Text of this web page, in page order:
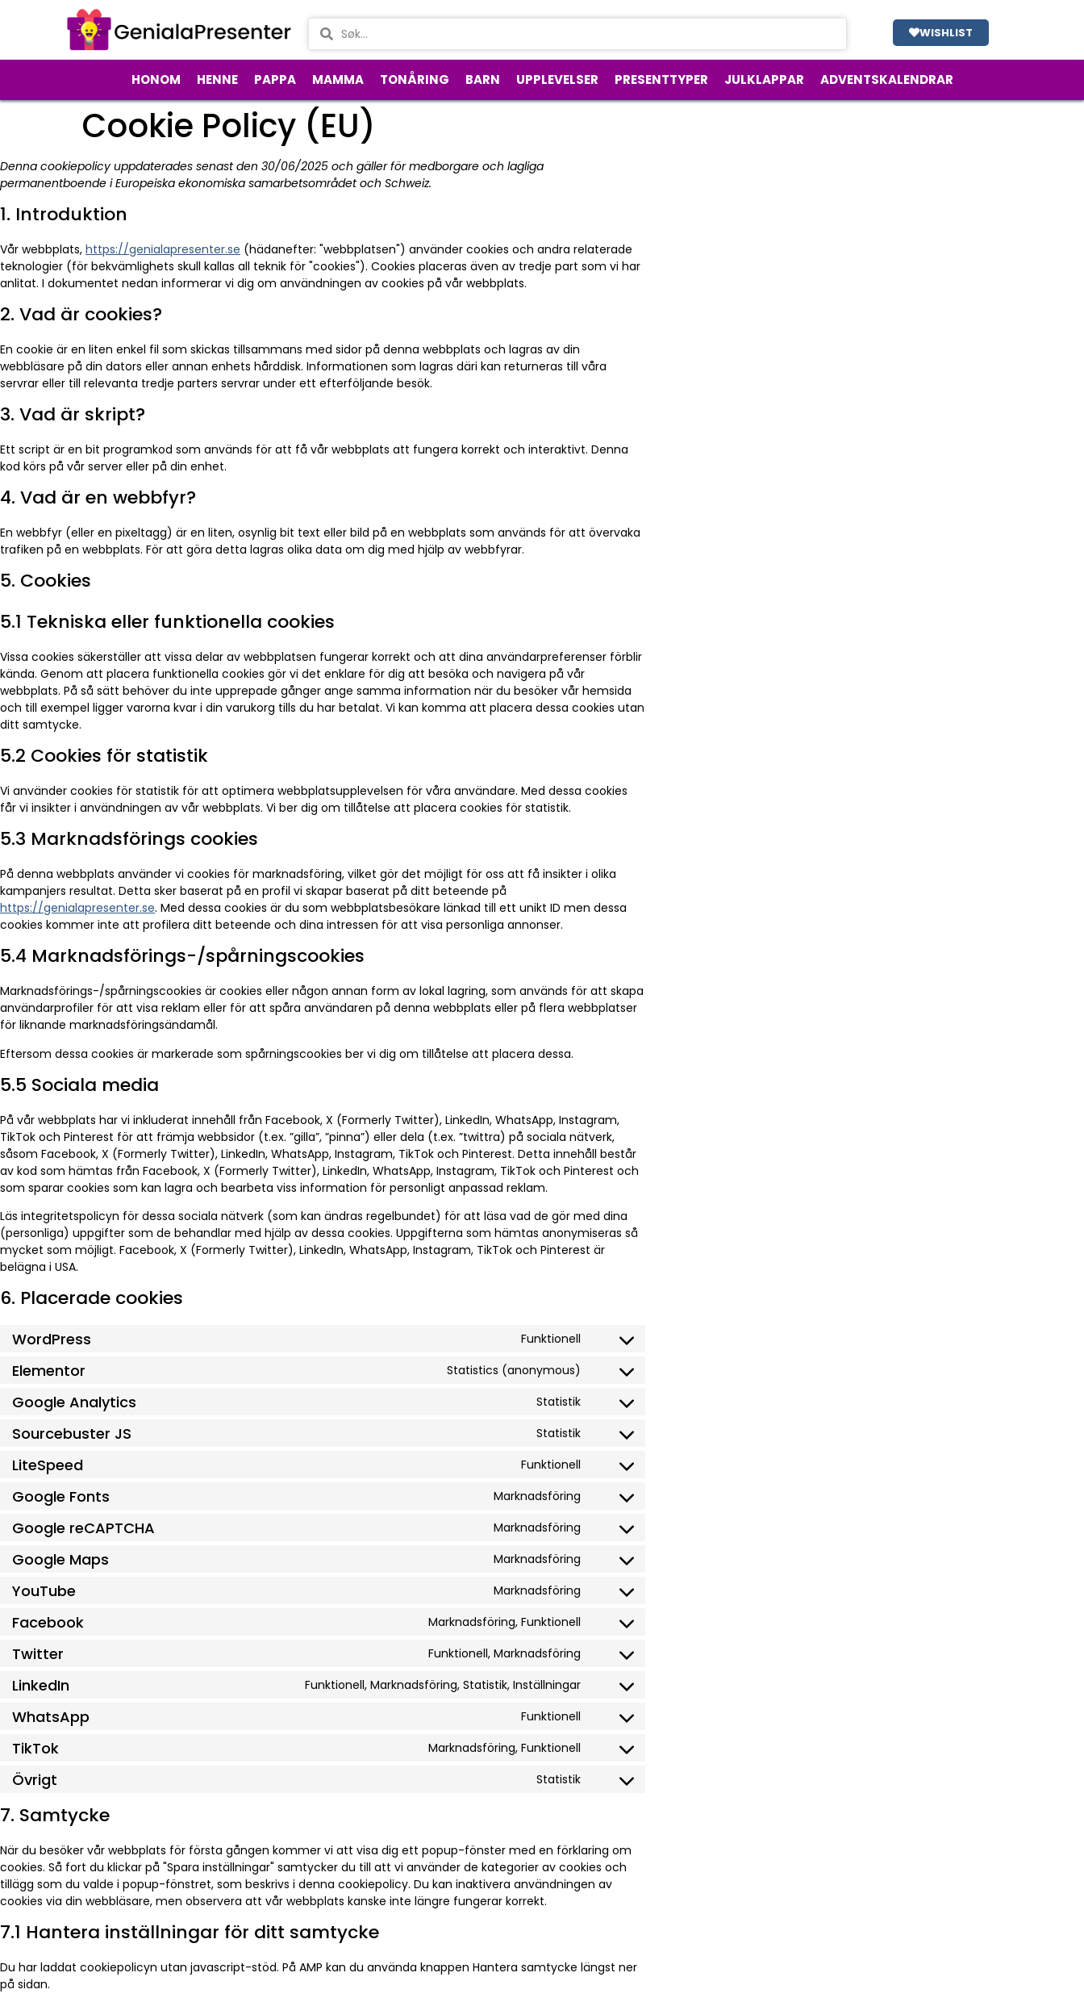
WISHLIST
HONOM HENNE PAPPA MAMMA TONÅRING BARN UPPLEVELSER PRESENTTYPER JULKLAPPAR ADVENTSKALENDRAR
Cookie Policy (EU)
Denna cookiepolicy uppdaterades senast den 30/06/2025 och gäller för medborgare och lagliga
permanentboende i Europeiska ekonomiska samarbetsområdet och Schweiz.
1. Introduktion
Vår webbplats, https://genialapresenter.se (hädanefter: "webbplatsen") använder cookies och andra relaterade
teknologier (för bekvämlighets skull kallas all teknik för "cookies"). Cookies placeras även av tredje part som vi har
anlitat. I dokumentet nedan informerar vi dig om användningen av cookies på vår webbplats.
2. Vad är cookies?
En cookie är en liten enkel fil som skickas tillsammans med sidor på denna webbplats och lagras av din
webbläsare på din dators eller annan enhets hårddisk. Informationen som lagras däri kan returneras till våra
servrar eller till relevanta tredje parters servrar under ett efterföljande besök.
3. Vad är skript?
Ett script är en bit programkod som används för att få vår webbplats att fungera korrekt och interaktivt. Denna
kod körs på vår server eller på din enhet.
4. Vad är en webbfyr?
En webbfyr (eller en pixeltagg) är en liten, osynlig bit text eller bild på en webbplats som används för att övervaka
trafiken på en webbplats. För att göra detta lagras olika data om dig med hjälp av webbfyrar.
5. Cookies
5.1 Tekniska eller funktionella cookies
Vissa cookies säkerställer att vissa delar av webbplatsen fungerar korrekt och att dina användarpreferenser förblir
kända. Genom att placera funktionella cookies gör vi det enklare för dig att besöka och navigera på vår
webbplats. På så sätt behöver du inte upprepade gånger ange samma information när du besöker vår hemsida
och till exempel ligger varorna kvar i din varukorg tills du har betalat. Vi kan komma att placera dessa cookies utan
ditt samtycke.
5.2 Cookies för statistik
Vi använder cookies för statistik för att optimera webbplatsupplevelsen för våra användare. Med dessa cookies
får vi insikter i användningen av vår webbplats. Vi ber dig om tillåtelse att placera cookies för statistik.
5.3 Marknadsförings cookies
På denna webbplats använder vi cookies för marknadsföring, vilket gör det möjligt för oss att få insikter i olika
kampanjers resultat. Detta sker baserat på en profil vi skapar baserat på ditt beteende på
https://genialapresenter.se. Med dessa cookies är du som webbplatsbesökare länkad till ett unikt ID men dessa
cookies kommer inte att profilera ditt beteende och dina intressen för att visa personliga annonser.
5.4 Marknadsförings-/spårningscookies
Marknadsförings-/spårningscookies är cookies eller någon annan form av lokal lagring, som används för att skapa
användarprofiler för att visa reklam eller för att spåra användaren på denna webbplats eller på flera webbplatser
för liknande marknadsföringsändamål.
Eftersom dessa cookies är markerade som spårningscookies ber vi dig om tillåtelse att placera dessa.
5.5 Sociala media
På vår webbplats har vi inkluderat innehåll från Facebook, X (Formerly Twitter), LinkedIn, WhatsApp, Instagram,
TikTok och Pinterest för att främja webbsidor (t.ex. ”gilla”, ”pinna”) eller dela (t.ex. ”twittra) på sociala nätverk,
såsom Facebook, X (Formerly Twitter), LinkedIn, WhatsApp, Instagram, TikTok och Pinterest. Detta innehåll består
av kod som hämtas från Facebook, X (Formerly Twitter), LinkedIn, WhatsApp, Instagram, TikTok och Pinterest och
som sparar cookies som kan lagra och bearbeta viss information för personligt anpassad reklam.
Läs integritetspolicyn för dessa sociala nätverk (som kan ändras regelbundet) för att läsa vad de gör med dina
(personliga) uppgifter som de behandlar med hjälp av dessa cookies. Uppgifterna som hämtas anonymiseras så
mycket som möjligt. Facebook, X (Formerly Twitter), LinkedIn, WhatsApp, Instagram, TikTok och Pinterest är
belägna i USA.
6. Placerade cookies
WordPress Funktionell
Elementor Statistics (anonymous)
Google Analytics Statistik
Sourcebuster JS Statistik
LiteSpeed Funktionell
Google Fonts Marknadsföring
Google reCAPTCHA Marknadsföring
Google Maps Marknadsföring
YouTube Marknadsföring
Facebook Marknadsföring, Funktionell
Twitter Funktionell, Marknadsföring
LinkedIn Funktionell, Marknadsföring, Statistik, Inställningar
WhatsApp Funktionell
TikTok Marknadsföring, Funktionell
Övrigt Statistik
7. Samtycke
När du besöker vår webbplats för första gången kommer vi att visa dig ett popup-fönster med en förklaring om
cookies. Så fort du klickar på "Spara inställningar" samtycker du till att vi använder de kategorier av cookies och
tillägg som du valde i popup-fönstret, som beskrivs i denna cookiepolicy. Du kan inaktivera användningen av
cookies via din webbläsare, men observera att vår webbplats kanske inte längre fungerar korrekt.
7.1 Hantera inställningar för ditt samtycke
Du har laddat cookiepolicyn utan javascript-stöd. På AMP kan du använda knappen Hantera samtycke längst ner
på sidan.